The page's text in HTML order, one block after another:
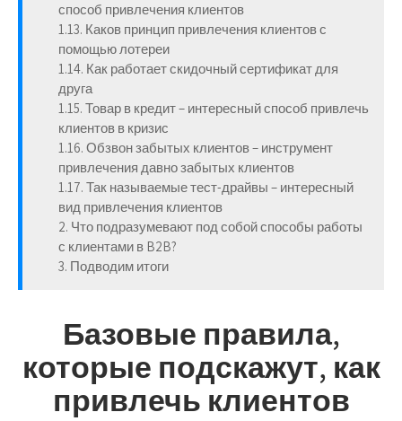
способ привлечения клиентов
1.13. Каков принцип привлечения клиентов с
помощью лотереи
1.14. Как работает скидочный сертификат для
друга
1.15. Товар в кредит – интересный способ привлечь
клиентов в кризис
1.16. Обзвон забытых клиентов – инструмент
привлечения давно забытых клиентов
1.17. Так называемые тест-драйвы – интересный
вид привлечения клиентов
2. Что подразумевают под собой способы работы
с клиентами в B2B?
3. Подводим итоги
Базовые правила,
которые подскажут, как
привлечь клиентов